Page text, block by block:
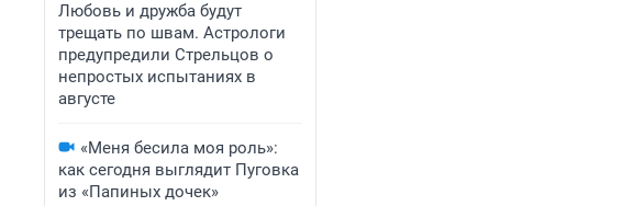
Любовь и дружба будут
трещать по швам. Астрологи
предупредили Стрельцов о
непростых испытаниях в
августе
«Меня бесила моя роль»:
как сегодня выглядит Пуговка
из «Папиных дочек»